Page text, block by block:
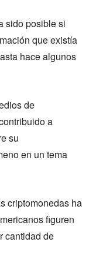
sido posible si
que existía
hace algunos
de
a
su
en un tema
criptomonedas ha
figuren
cantidad de